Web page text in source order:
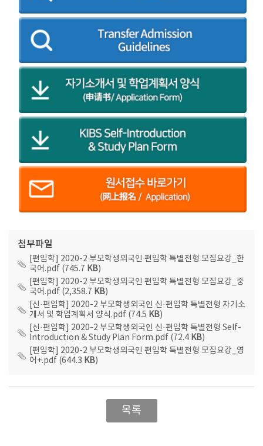
첨부파일
[편입학] 2020-2 부모학생외국인 편입학 특별전형 모집요강_한
국어.pdf (745.7 KB)
[편입학] 2020-2 부모학생외국인 편입학 특별전형 모집요강_중
국어.pdf (2,358.7 KB)
[신·편입학] 2020-2 부모학생외국인 신·편입학 특별전형 자기소
개서 및 학업계획서 양식.pdf (74.5 KB)
[신·편입학] 2020-2 부모학생외국인 신·편입학 특별전형 Self-
Introduction & Study Plan Form.pdf (72.4 KB)
[편입학] 2020-2 부모학생외국인 편입학 특별전형 모집요강_영
어+.pdf (644.3 KB)
목록